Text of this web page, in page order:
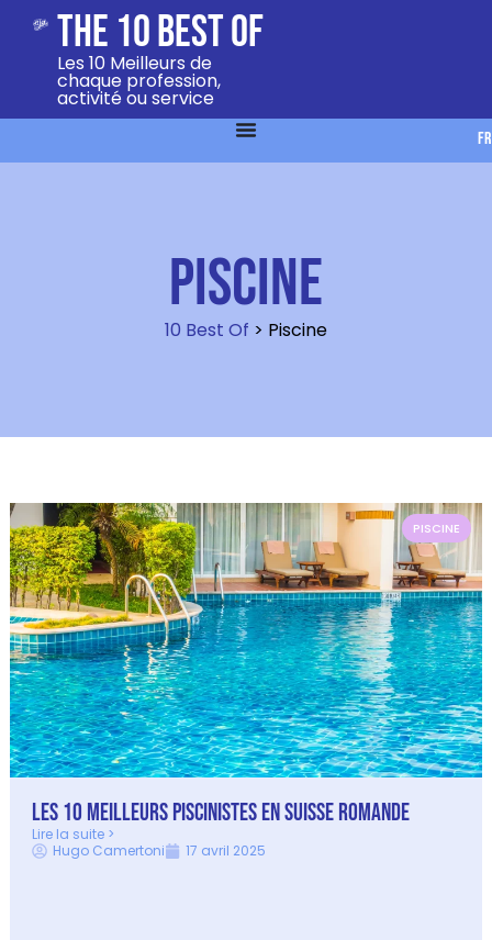
The 10 Best Of
Les 10 Meilleurs de
chaque profession,
activité ou service
FR
Piscine
10 Best Of > Piscine
PISCINE
Les 10 Meilleurs Piscinistes en Suisse Romande
Lire la suite >
Hugo Camertoni
17 avril 2025